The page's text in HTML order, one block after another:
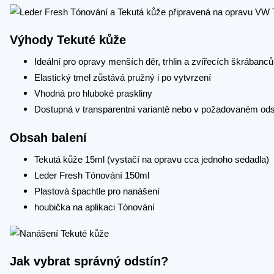
Výhody Tekuté kůže
Ideální pro opravy menších děr, trhlin a zvířecích škrábanců
Elastický tmel zůstává pružný i po vytvrzení
Vhodná pro hluboké praskliny
Dostupná v transparentní variantě nebo v požadovaném
Obsah balení
Tekutá kůže 15ml (vystačí na opravu cca jednoho sedadla)
Leder Fresh Tónování 150ml
Plastová špachtle pro nanášení
houbička na aplikaci Tónování
Jak vybrat správný odstín?